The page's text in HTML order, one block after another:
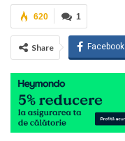
1
620
Share Facebook